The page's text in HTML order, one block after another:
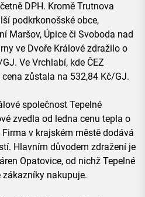
DPH. Kromě Trutnova
podkrkonošské obce,
Maršov, Úpice či Svoboda nad
ve Dvoře Králové zdražilo o
Ve Vrchlabí, kde ČEZ
zůstala na 532,84 Kč/GJ.
společnost Tepelné
zvedla od ledna cenu tepla o
v krajském městě dodává
Hlavním důvodem zdražení je
Opatovice, od nichž Tepelné
nakupuje.